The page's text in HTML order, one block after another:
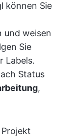
können Sie
und weisen
Sie
Labels.
Status
,